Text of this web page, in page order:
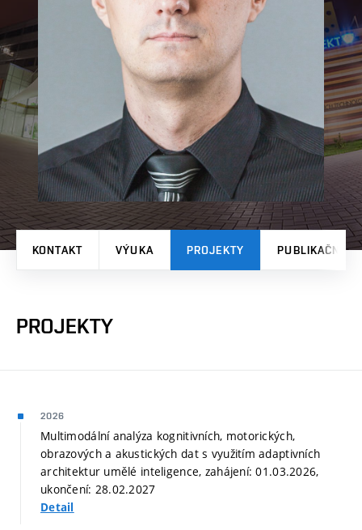
KONTAKT VÝUKA PROJEKTY PUBLIKAČNÍ
PROJEKTY
2026
Multimodální analýza kognitivních, motorických,
obrazových a akustických dat s využitím adaptivních
architektur umělé inteligence, zahájení: 01.03.2026,
ukončení: 28.02.2027
Detail